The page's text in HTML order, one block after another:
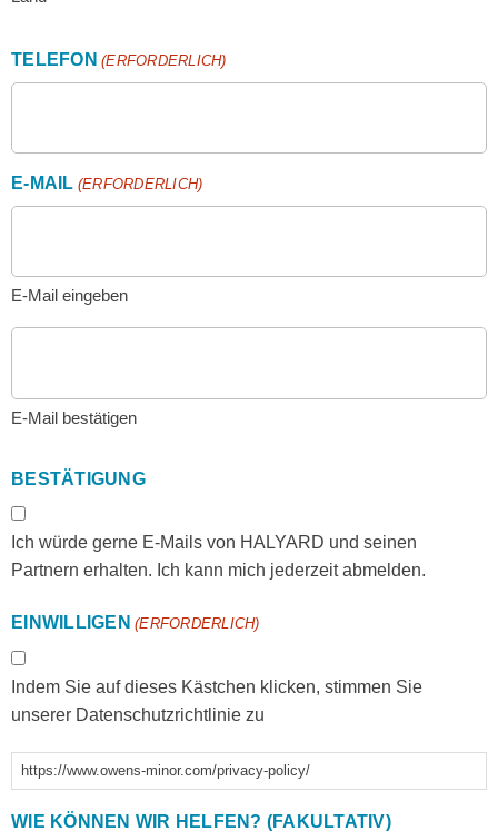
TELEFON (ERFORDERLICH)
E-MAIL (ERFORDERLICH)
E-Mail eingeben
E-Mail bestätigen
BESTÄTIGUNG
Ich würde gerne E-Mails von HALYARD und seinen
Partnern erhalten. Ich kann mich jederzeit abmelden.
EINWILLIGEN (ERFORDERLICH)
Indem Sie auf dieses Kästchen klicken, stimmen Sie
unserer Datenschutzrichtlinie zu
https://www.owens-minor.com/privacy-policy/
WIE KÖNNEN WIR HELFEN? (FAKULTATIV)